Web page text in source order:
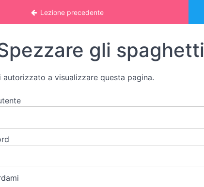
VITA PRATICA
Lezione precedente
gli spaghetti
autorizzato a visualizzare questa pagina.